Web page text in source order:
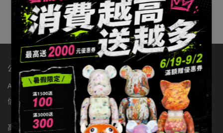
公司：辦手李有限公司
ABOUT玩具有毒 店舖資訊 聯繫我們
統編：83363549
信箱：addictedtoys2020@gmail.com
高雄店